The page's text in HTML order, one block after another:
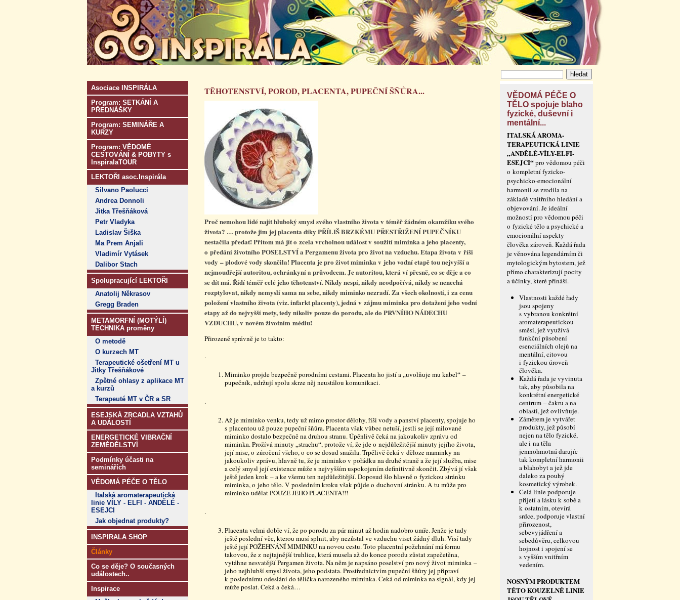
Asociace INSPIRÁLA
Program: SETKÁNÍ A
PŘEDNÁŠKY
Program: SEMINÁŘE A
KURZY
Program: VĚDOMÉ
CESTOVÁNÍ & POBYTY s
InspiralaTOUR
LEKTOŘI asoc.Inspirála
Silvano Paolucci
Andrea Donnoli
Jitka Třešňáková
Petr Vladyka
Ladislav Šiška
Ma Prem Anjali
Vladimír Vytásek
Dalibor Stach
Spolupracující LEKTOŘI
Anatolij Někrasov
Gregg Braden
METAMORFNÍ (MOTÝLÍ)
TECHNIKA proměny
O metodě
O kurzech MT
Terapeutické ošetření MT u
Jitky Třešňákové
Zpětné ohlasy z aplikace MT
a kurzů
Terapeuté MT v ČR a SR
ESEJSKÁ ZRCADLA VZTAHŮ
A UDÁLOSTÍ
ENERGETICKÉ VIBRAČNÍ
ZEMĚDĚLSTVÍ
Podmínky účasti na
seminářích
VĚDOMÁ PÉČE O TĚLO
Italská aromaterapeutická
linie VÍLY - ELFI - ANDĚLÉ -
ESEJCI
Jak objednat produkty?
INSPIRALA SHOP
Články
Co se děje? O současných
událostech..
Inspirace
TĚHOTENSTVÍ, POROD, PLACENTA, PUPEČNÍ ŠŇŮRA...
Proč nemohou lidé najít hluboký smysl svého vlastního života v téměř žádném okamžiku svého
života? … protože jim jej placenta díky PŘÍLIŠ BRZKÉMU PŘESTŘIŽENÍ PUPEČNÍKU
nestačila předat! Přitom má jít o zcela vrcholnou událost v soužití miminka a jeho placenty,
o předání životního POSELSTVÍ a Pergamenu života pro život na vzduchu. Etapa života v říši
vody – plodové vody skončila! Placenta je pro život miminka v jeho vodní etapě tou nejvyšší a
nejmoudřejší autoritou, ochránkyní a průvodcem. Je autoritou, která ví přesně, co se děje a co
se dít má. Řídí téměř celé jeho těhotenství. Nikdy nespí, nikdy neodpočívá, nikdy se nenechá
rozptylovat, nikdy nemyslí sama na sebe, nikdy miminko nezradí. Za všech okolností, i za cenu
položení vlastního života (viz. infarkt placenty), jedná v zájmu miminka pro dotažení jeho vodní
etapy až do nejvyšší mety, tedy nikoliv pouze do porodu, ale do PRVNÍHO NÁDECHU
VZDUCHU, v novém životním médiu!
Přirozeně správně je to takto:
.
Miminko projde bezpečně porodními cestami. Placenta ho jistí a „uvolňuje mu kabel“ –
pupečník, udržují spolu skrze něj neustálou komunikaci.
.
Až je miminko venku, tedy už mimo prostor dělohy, říši vody a panství placenty, spojuje ho
s placentou už pouze pupeční šňůra. Placenta však vůbec netuší, jestli se její milované
miminko dostalo bezpečně na druhou stranu. Úpěnlivě čeká na jakoukoliv zprávu od
miminka. Prožívá minuty „strachu“, protože ví, že jde o nejdůležitější minuty jejího života,
její mise, o zúročení všeho, o co se dosud snažila. Trpělivě čeká v děloze maminky na
jakoukoliv zprávu, hlavně tu, že je miminko v pořádku na druhé straně a že její služba, mise
a celý smysl její existence může s nejvyšším uspokojením definitivně skončit. Zbývá jí však
ještě jeden krok – a ke všemu ten nejdůležitější. Doposud šlo hlavně o fyzickou stránku
miminka, o jeho tělo. V posledním kroku však půjde o duchovní stránku. A tu může pro
miminko udělat POUZE JEHO PLACENTA!!!
.
Placenta velmi dobře ví, že po porodu za pár minut až hodin nadobro umře. Jenže je tady
ještě poslední věc, kterou musí splnit, aby nezůstal ve vzduchu viset žádný dluh. Visí tady
ještě její POŽEHNÁNÍ MIMINKU na novou cestu. Toto placentní požehnání má formu
takovou, že z nejtajnější truhlice, která musela až do konce porodu zůstat zapečetěna,
vytáhne nesvatější Pergamen života. Na něm je napsáno poselství pro nový život miminka –
jeho nejhlubší smysl života, jeho podstata. Prostřednictvím pupeční šňůry jej připraví
k poslednímu odeslání do tělíčka narozeného miminka. Čeká od miminka na signál, kdy jej
může poslat. Čeká a čeká…
VĚDOMÁ PÉČE O
TĚLO spojuje blaho
fyzické, duševní i
mentální...
ITALSKÁ AROMA-
TERAPEUTICKÁ LINIE
„ANDĚLÉ-VÍLY-ELFI-
ESEJCI“pro vědomou péči
o kompletní fyzicko-
psychicko-emocionální
harmonii se zrodila na
základě vnitřního hledání a
objevování. Je ideální
možností pro vědomou péči
o fyzické tělo a psychické a
emocionální aspekty
člověka zároveň. Každá řada
je věnována legendárním či
mytologickým bytostem, jež
přímo charakterizují pocity
a účinky, které přináší.
Vlastnosti každé řady
jsou spojeny
s vybranou konkrétní
aromaterapeutickou
směsí, jež využívá
funkční působení
esenciálních olejů na
mentální, citovou
i fyzickou úroveň
člověka.
Každá řada je vyvinuta
tak, aby působila na
konkrétní energetické
centrum – čakru a na
oblasti, jež ovlivňuje.
Záměrem je vytvářet
produkty, jež působí
nejen na tělo fyzické,
ale i na těla
jemnohmotná darujíc
tak kompletní harmonii
a blahobyt a jež jde
daleko za pouhý
kosmetický výrobek.
Celá linie podporuje
přijetí a lásku k sobě a
k ostatním, otevírá
srdce, podporuje vlastní
přirozenost,
sebevyjádření a
sebedůvěru, celkovou
hojnost i spojení se
s vyšším vnitřním
vedením.
NOSNÝM PRODUKTEM
TÉTO KOUZELNÉ LINIE